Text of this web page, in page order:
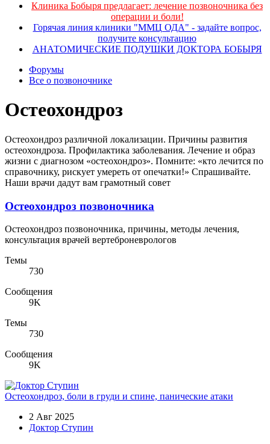
Клиника Бобыря предлагает: лечение позвоночника без
операции и боли!
Горячая линия клиники "ММЦ ОДА" - задайте вопрос,
получите консультацию
АНАТОМИЧЕСКИЕ ПОДУШКИ ДОКТОРА БОБЫРЯ
Форумы
Все о позвоночнике
Остеохондроз
Остеохондроз различной локализации. Причины развития
остеохондроза. Профилактика заболевания. Лечение и образ
жизни с диагнозом «остеохондроз». Помните: «кто лечится по
справочнику, рискует умереть от опечатки!» Спрашивайте.
Наши врачи дадут вам грамотный совет
Остеохондроз позвоночника
Остеохондроз позвоночника, причины, методы лечения,
консультация врачей вертеброневрологов
Темы
730
Сообщения
9K
Темы
730
Сообщения
9K
Остеохондроз, боли в груди и спине, панические атаки
2 Авг 2025
Доктор Ступин